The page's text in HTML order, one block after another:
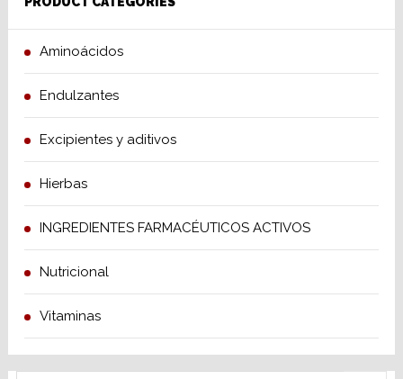
Aminoácidos
Endulzantes
Excipientes y aditivos
Hierbas
INGREDIENTES FARMACÉUTICOS ACTIVOS
Nutricional
Vitaminas